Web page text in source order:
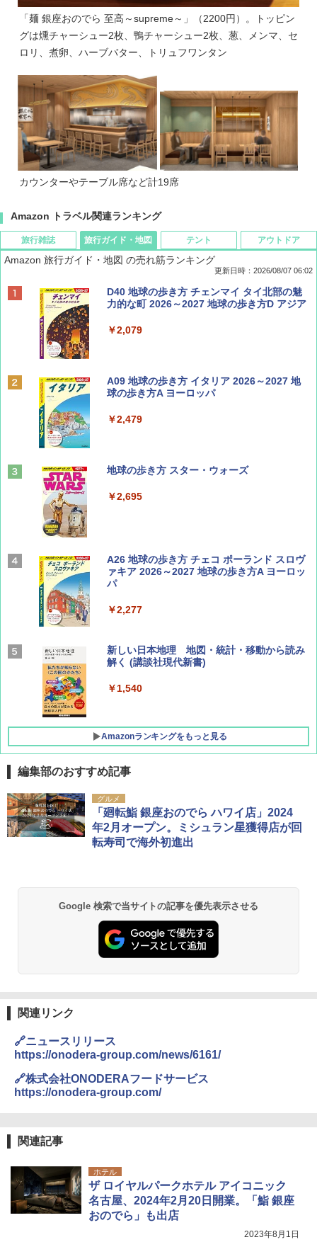
「麺 銀座おのでら 至高～supreme～」（2200円）。トッピン
グは燻チャーシュー2枚、鴨チャーシュー2枚、葱、メンマ、セ
ロリ、煮卵、ハーブバター、トリュフワンタン
カウンターやテーブル席など計19席
Amazon トラベル関連ランキング
旅行雑誌
ディズニーファン ２０２６年 ９月号 [雑
誌] (ＤＩＳＮＥＹ ＦＡＮ)
￥713
BE-PAL(ビ-パル) 2026年 9 月号【特別付録:
SOTO ミニマル"旅"財布 ランダム2種】
￥1,500
山と溪谷 2026年8月号「南アルプス大全」
￥1,540
Coyote No.89 特集 星野道夫 夢見る旅
￥1,540
AIRLINE（エアライン）2026年9月号【特
集】ボーイング110周年を祝して！
￥1,760
旅行ガイド・地図
Amazon 旅行ガイド・地図 の売れ筋ランキング
更新日時：2026/08/07 06:02
D40 地球の歩き方 チェンマイ タイ北部の魅
力的な町 2026～2027 地球の歩き方D アジア
￥2,079
A09 地球の歩き方 イタリア 2026～2027 地
球の歩き方A ヨーロッパ
￥2,479
地球の歩き方 スター・ウォーズ
￥2,695
A26 地球の歩き方 チェコ ポーランド スロヴ
ァキア 2026～2027 地球の歩き方A ヨーロッ
パ
￥2,277
新しい日本地理 地図・統計・移動から読み
解く (講談社現代新書)
￥1,540
Amazonランキングをもっと見る
テント
[キャンパーズコレクション 山善] ポップアッ
プテント 傘みたいに広げて畳める パッとサ
ッとサンシェード キューブ フルクローズ メ
ッシュ 簡単設置 ワンタッチテント キャンプ
&ハイキング カーキ PATC-150(KH)
PYKES PEAK (パイクスピーク) 着替えテン
ト プライバシー テント 【中が透けない】 1
人用 折りたたみ 防災グッズ 災害用トイレ ビ
ーチ ピクニック ポップアップテント 携帯 簡
易 トイレテント (ブラック)
テント ワンタッチ RENEW 幅200 2-3人用 43
500002(88859)
￥5,999
￥9,990
[キャンパーズコレクション 山善] 傘みたいに
広げるだけ パッとサッとテント キューブ ブ
アウトドア
BUNDOK(バンドック)ソロ ドーム 1 EX BDK
-08EX カーキ ソロキャンプ ポリエステル フ
レーム テント
￥14,800
GRANDOOR ステンレス保冷剤 2個セット 2
コンパクト 保冷力長持ち
￥2,980
DEWEL パラソル 大型 ビーチ アウトドアパ
￥6,459
熊撃退スプレー 熊よけスプレー 熊スプレー
【日本企業販売】超強力クマ対策スプレー 30
￥3,680
ポインターライト 強力 小型 緑色/赤色/青紫色
USB充電式 高精度 超長距離照射 長時間使用
編集部のおすすめ記事
グルメ
「廻転鮨 銀座おのでら ハワイ店」2024
年2月オープン。ミシュラン星獲得店が回
転寿司で海外初進出
Google 検索で当サイトの記事を優先表示させる
関連リンク
🔗ニュースリリース
https://onodera-group.com/news/6161/
🔗株式会社ONODERAフードサービス
https://onodera-group.com/
関連記事
ホテル
ザ ロイヤルパークホテル アイコニック
名古屋、2024年2月20日開業。「鮨 銀座
おのでら」も出店
2023年8月1日